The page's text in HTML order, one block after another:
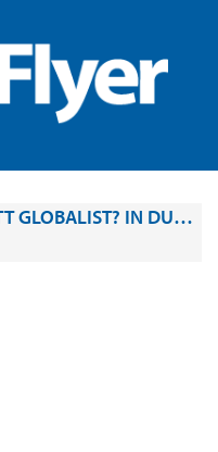
VOOR €2.500 HYATT GLOBALIST? IN DUBAI KAN HET MOMENTEEL VERRASSEND GOEDKOOP.